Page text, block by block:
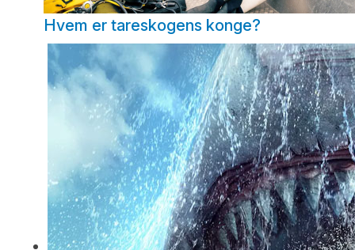
Hvem er tareskogens konge?